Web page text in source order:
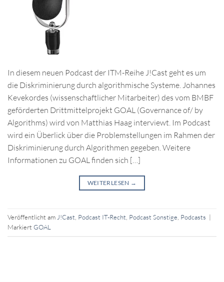
In diesem neuen Podcast der ITM-Reihe J!Cast geht es um
die Diskriminierung durch algorithmische Systeme. Johannes
Kevekordes (wissenschaftlicher Mitarbeiter) des vom BMBF
geförderten Drittmittelprojekt GOAL (Governance of/ by
Algorithms) wird von Matthias Haag interviewt. Im Podcast
wird ein Überlick über die Problemstellungen im Rahmen der
Diskriminierung durch Algorithmen gegeben. Weitere
Informationen zu GOAL finden sich […]
WEITERLESEN →
Veröffentlicht amJ!Cast, Podcast IT-Recht, Podcast Sonstige, Podcasts |
Markiert GOAL